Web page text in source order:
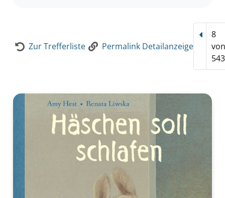
Zur Trefferliste Permalink Detailanzeige
8
von
543